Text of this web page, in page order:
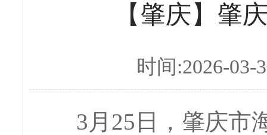
【肇庆】肇
时间:2026-03-
3月25日，肇庆市海